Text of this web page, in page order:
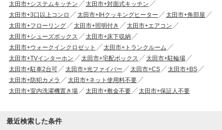
太田市+システムキッチン
太田市+対面式キッチン
太田市+3口以上コンロ
太田市+IHクッキングヒーター
太田市+角部屋
太田市+フローリング
太田市+照明付き
太田市+エアコン
太田市+シューズボックス
太田市+床下収納
太田市+ウォークインクロゼット
太田市+トランクルーム
太田市+TVインターホン
太田市+宅配ボックス
太田市+駐輪場
太田市+駐車2台可
太田市+光ファイバー 太田市+CS
太田市+BS
太田市+防犯カメラ
太田市+ネット使用料不要
太田市+室内洗濯機置き場
太田市+敷金不要 太田市+保証人不要
最近検索した条件